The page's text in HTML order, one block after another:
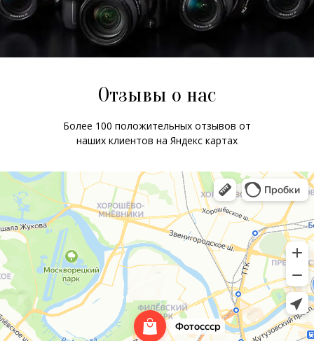
Отзывы о нас
Более 100 положительных отзывов от
наших клиентов на Яндекс картах
online
Мессенджеры
Свяжитесь с нами через любой удобный
мессенджер!
WhatsApp Telegram